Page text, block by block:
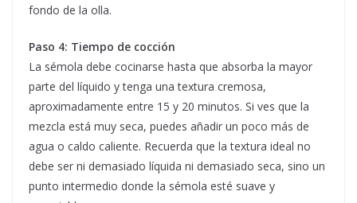
fondo de la olla.
Paso 4: Tiempo de cocción
La sémola debe cocinarse hasta que absorba la mayor
parte del líquido y tenga una textura cremosa,
aproximadamente entre 15 y 20 minutos. Si ves que la
mezcla está muy seca, puedes añadir un poco más de
agua o caldo caliente. Recuerda que la textura ideal no
debe ser ni demasiado líquida ni demasiado seca, sino un
punto intermedio donde la sémola esté suave y